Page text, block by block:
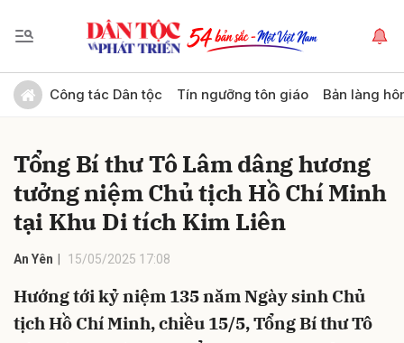
Công tác Dân tộc Tín ngưỡng tôn giáo Bản làng
Tổng Bí thư Tô Lâm dâng hương
tưởng niệm Chủ tịch Hồ Chí Minh
tại Khu Di tích Kim Liên
An Yên 15/05/2025 17:08
Hướng tới kỷ niệm 135 năm Ngày sinh Chủ
tịch Hồ Chí Minh, chiều 15/5, Tổng Bí thư Tô
Gửi bình luận